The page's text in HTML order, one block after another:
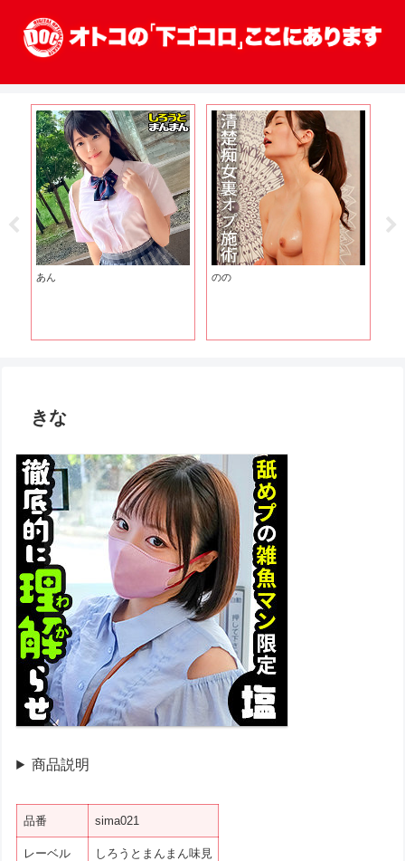
あん のの
きな
商品説明
品番 sima021
レーベル しろうとまんまん味見